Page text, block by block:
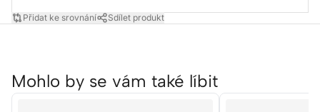
Přidat ke srovnání Sdílet produkt
Mohlo by se vám také líbit